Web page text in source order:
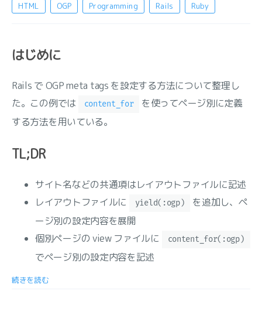
HTML
OGP Programming Rails Ruby
はじめに
Rails で OGP meta tags を設定する方法について整理し
た。この例では
content_for
を使ってページ別に定義
する方法を用いている。
TL;DR
サイト名などの共通項はレイアウトファイルに記述
レイアウトファイルに
yield(:ogp)
を追加し、ペ
ージ別の設定内容を展開
個別ページの view ファイルに
content_for(:ogp)
でページ別の設定内容を記述
続きを読む